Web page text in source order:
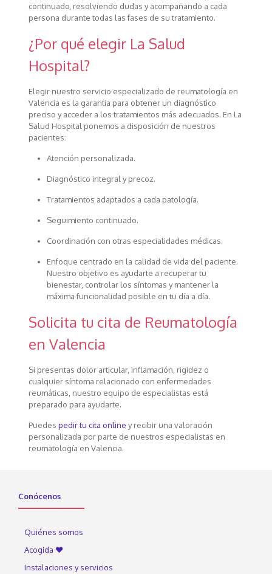
continuado, resolviendo dudas y acompañando a cada
persona durante todas las fases de su tratamiento.
¿Por qué elegir La Salud
Hospital?
Elegir nuestro servicio especializado de reumatología en
Valencia es la garantía para obtener un diagnóstico
preciso y acceder a los tratamientos más adecuados. En La
Salud Hospital ponemos a disposición de nuestros
pacientes:
Atención personalizada.
Diagnóstico integral y precoz.
Tratamientos adaptados a cada patología.
Seguimiento continuado.
Coordinación con otras especialidades médicas.
Enfoque centrado en la calidad de vida del paciente.
Nuestro objetivo es ayudarte a recuperar tu
bienestar, controlar los síntomas y mantener la
máxima funcionalidad posible en tu día a día.
Solicita tu cita de Reumatología
en Valencia
Si presentas dolor articular, inflamación, rigidez o
cualquier síntoma relacionado con enfermedades
reumáticas, nuestro equipo de especialistas está
preparado para ayudarte.
Puedes pedir tu cita online y recibir una valoración
personalizada por parte de nuestros especialistas en
reumatología en Valencia.
Conócenos
Quiénes somos
Acogida ♥
Instalaciones y servicios